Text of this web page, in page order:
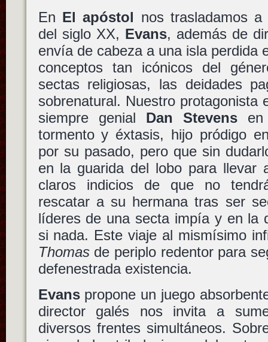
En El apóstol nos trasladamos
del siglo XX, Evans, además de
envía de cabeza a una isla perdida
conceptos tan icónicos del
sectas religiosas, las deidades
sobrenatural. Nuestro protagonista
siempre genial Dan Stevensen
tormento y éxtasis, hijo pródigo
por su pasado, pero que sin
en la guarida del lobo para llevar
claros indicios de que no
rescatar a su hermana tras ser
líderes de una secta impía y en la
si nada. Este viaje al mismísimo
Thomasde periplo redentor para
defenestrada existencia.
Evanspropone un juego
director galés nos invita a
diversos frentes simultáneos.